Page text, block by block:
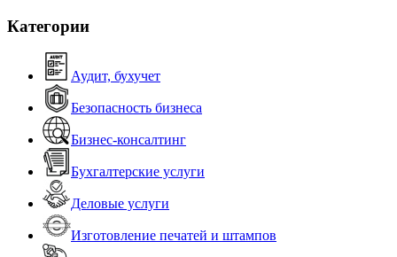
Категории
Аудит, бухучет
Безопасность бизнеса
Бизнес-консалтинг
Бухгалтерские услуги
Деловые услуги
Изготовление печатей и штампов